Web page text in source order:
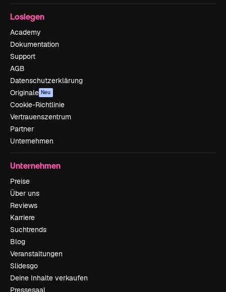
Loslegen
Academy
Dokumentation
Support
AGB
Datenschutzerklärung
Originale Neu
Cookie-Richtlinie
Vertrauenszentrum
Partner
Unternehmen
Unternehmen
Preise
Über uns
Reviews
Karriere
Suchtrends
Blog
Veranstaltungen
Slidesgo
Deine Inhalte verkaufen
Pressesaal